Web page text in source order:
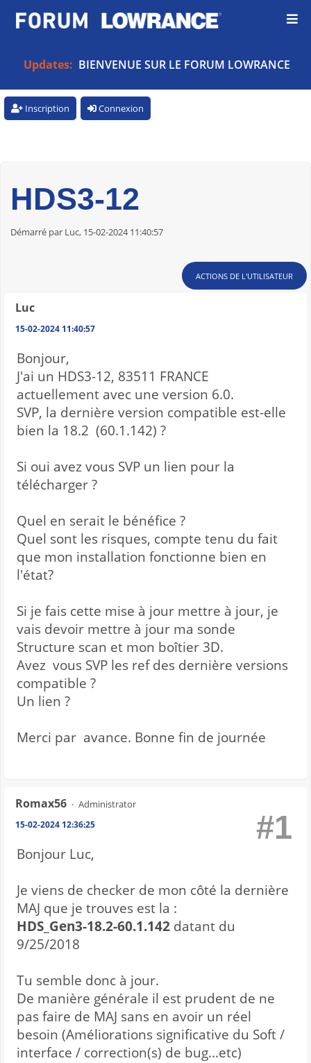
Updates: BIENVENUE SUR LE FORUM LOWRANCE
Inscription Connexion
HDS3-12
Démarré par Luc, 15-02-2024 11:40:57
ACTIONS DE L'UTILISATEUR
Luc
15-02-2024 11:40:57
Bonjour,
J'ai un HDS3-12, 83511 FRANCE
actuellement avec une version 6.0.
SVP, la dernière version compatible est-elle
bien la 18.2 (60.1.142) ?
Si oui avez vous SVP un lien pour la
télécharger ?
Quel en serait le bénéfice ?
Quel sont les risques, compte tenu du fait
que mon installation fonctionne bien en
l'état?
Si je fais cette mise à jour mettre à jour, je
vais devoir mettre à jour ma sonde
Structure scan et mon boîtier 3D.
Avez vous SVP les ref des dernière versions
compatible ?
Un lien ?
Merci par avance. Bonne fin de journée
Romax56 Administrator
15-02-2024 12:36:25 #1
Bonjour Luc,
Je viens de checker de mon côté la dernière
MAJ que je trouves est la :
HDS_Gen3-18.2-60.1.142 datant du
9/25/2018
Tu semble donc à jour.
De manière générale il est prudent de ne
pas faire de MAJ sans en avoir un réel
besoin (Améliorations significative du Soft /
interface / correction(s) de bug...etc)